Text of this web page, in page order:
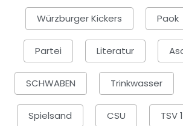
Würzburger Kickers Paok
Partei Literatur
SCHWABEN Trinkwasser
Spielsand CSU TSV